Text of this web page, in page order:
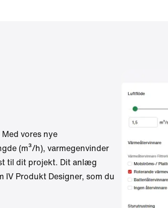
vores nye
(m³/h), varmegenvinder
til dit projekt. Dit anlæg
Produkt Designer, som du